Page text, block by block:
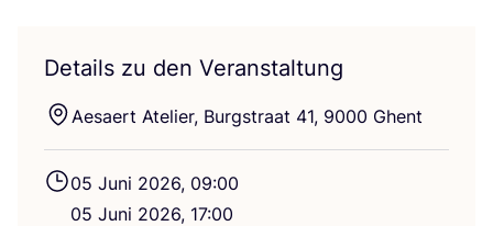
Details zu den Veranstaltung
Aesaert Ate­lier, Burg­stra­at 41, 9000 Ghent
05 Juni 2026, 09:00
05 Juni 2026, 17:00